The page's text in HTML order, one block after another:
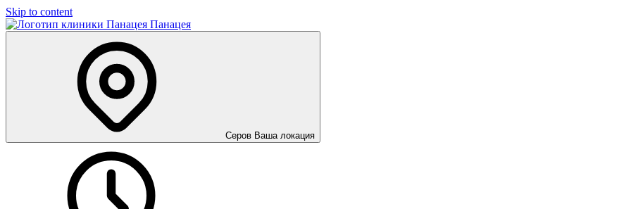
Skip to content
Панацея
Серов Ваша локация